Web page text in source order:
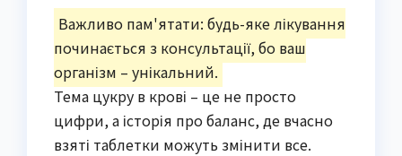
Важливо пам'ятати: будь-яке лікування
починається з консультації, бо ваш
організм – унікальний.
Тема цукру в крові – це не просто
цифри, а історія про баланс, де вчасно
взяті таблетки можуть змінити все.